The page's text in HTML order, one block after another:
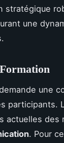
stratégique
une
une
actuelles
. Pour